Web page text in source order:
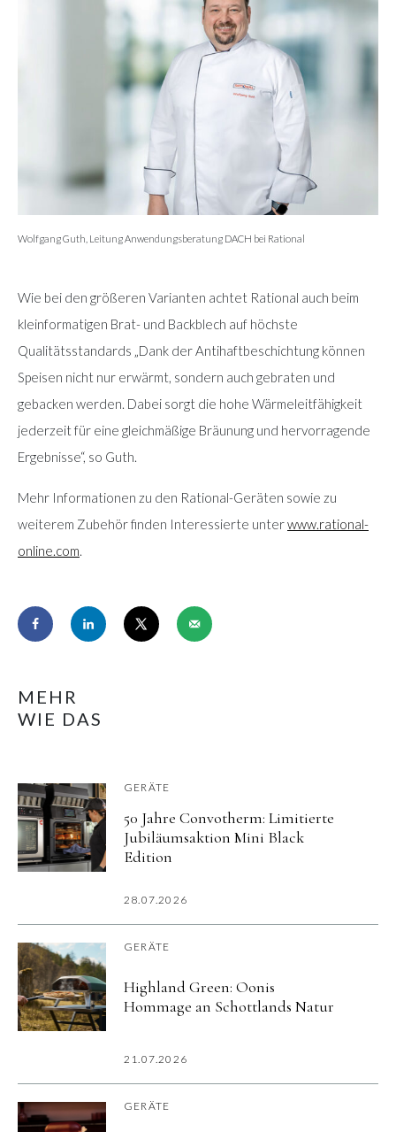
Wolfgang Guth, Leitung Anwendungsberatung DACH bei Rational
Wie bei den größeren Varianten achtet Rational auch beim
kleinformatigen Brat- und Backblech auf höchste
Qualitätsstandards „Dank der Antihaftbeschichtung können
Speisen nicht nur erwärmt, sondern auch gebraten und
gebacken werden. Dabei sorgt die hohe Wärmeleitfähigkeit
jederzeit für eine gleichmäßige Bräunung und hervorragende
Ergebnisse“, so Guth.
Mehr Informationen zu den Rational-Geräten sowie zu
weiterem Zubehör finden Interessierte unterwww.rational-
online.com.
MEHR
WIE DAS
GERÄTE
50 Jahre Convotherm: Limitierte
Jubiläumsaktion Mini Black
Edition
28.07.2026
GERÄTE
Highland Green: Oonis
Hommage an Schottlands Natur
21.07.2026
GERÄTE